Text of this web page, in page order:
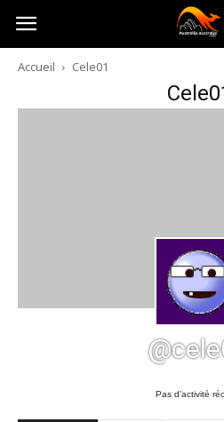
Australia-
australie.com
Accueil Cele01
Pas d’activité